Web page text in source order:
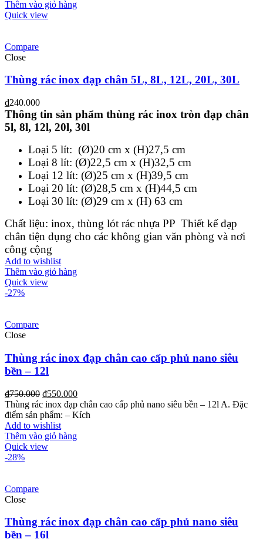
Thêm vào giỏ hàng
Quick view
Compare
Close
Thùng rác inox đạp chân 5L, 8L, 12L, 20L, 30L
₫240.000
Thông tin sản phẩm thùng rác inox tròn đạp chân
5l, 8l, 12l, 20l, 30l
Loại 5 lít: (Ø)20 cm x (H)27,5 cm
Loại 8 lít: (Ø)22,5 cm x (H)32,5 cm
Loại 12 lít: (Ø)25 cm x (H)39,5 cm
Loại 20 lít: (Ø)28,5 cm x (H)44,5 cm
Loại 30 lít: (Ø)29 cm x (H) 63 cm
Chất liệu: inox, thùng lót rác nhựa PP Thiết kế đạp
chân tiện dụng cho các không gian văn phòng và nơi
công cộng
Add to wishlist
Thêm vào giỏ hàng
Quick view
-27%
Compare
Close
Thùng rác inox đạp chân cao cấp phủ nano siêu
bền – 12l
₫750.000 ₫550.000
Thùng rác inox đạp chân cao cấp phủ nano siêu bền – 12l A. Đặc
điểm sản phẩm: – Kích
Add to wishlist
Thêm vào giỏ hàng
Quick view
-28%
Compare
Close
Thùng rác inox đạp chân cao cấp phủ nano siêu
bền – 16l